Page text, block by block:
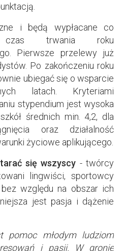
i będą wypłacane co
trwania roku
Pierwsze przelewy już
Po zakończeniu roku
ubiegać się o wsparcie
latach. Kryteriami
stypendium jest wysoka
średnich min. 4,2, dla
oraz działalność
życiowe aplikującego.
się wszyscy - twórcy
lingwiści, sportowcy
względu na obszar ich
jest pasja i dążenie
młodym ludziom
i pasji. W gronie